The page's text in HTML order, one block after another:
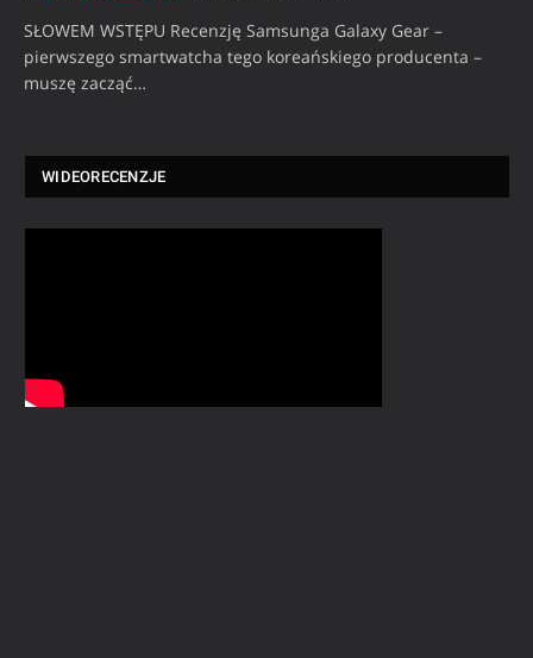
SŁOWEM WSTĘPU Recenzję Samsunga Galaxy Gear –
pierwszego smartwatcha tego koreańskiego producenta –
muszę zacząć…
WIDEORECENZJE